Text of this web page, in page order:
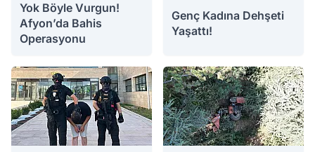
Yok Böyle Vurgun!
Afyon’da Bahis
Operasyonu
03.08.2026 17:13
Genç Kadına Dehşeti
Yaşattı!
03.08.2026 16:19